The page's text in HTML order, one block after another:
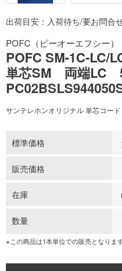
出荷目安：入荷待ち/要お問合
POFC（ピーオーエフシー）
POFC SM-1C-LC/
単芯SM 両端
サンテレホンオリジナル 単芯コー
標準価格
販売価格
在庫
数量
※この商品は1本単位での販売となります